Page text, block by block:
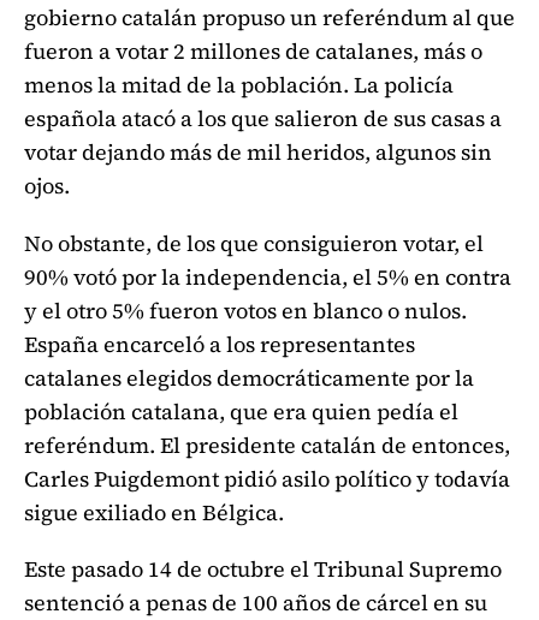
gobierno catalán propuso un referéndum al que
fueron a votar 2 millones de catalanes, más o
menos la mitad de la población. La policía
española atacó a los que salieron de sus casas a
votar dejando más de mil heridos, algunos sin
ojos.
No obstante, de los que consiguieron votar, el
90% votó por la independencia, el 5% en contra
y el otro 5% fueron votos en blanco o nulos.
España encarceló a los representantes
catalanes elegidos democráticamente por la
población catalana, que era quien pedía el
referéndum. El presidente catalán de entonces,
Carles Puigdemont pidió asilo político y todavía
sigue exiliado en Bélgica.
Este pasado 14 de octubre el Tribunal Supremo
sentenció a penas de 100 años de cárcel en su